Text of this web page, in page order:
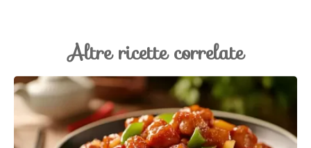
Altre ricette correlate